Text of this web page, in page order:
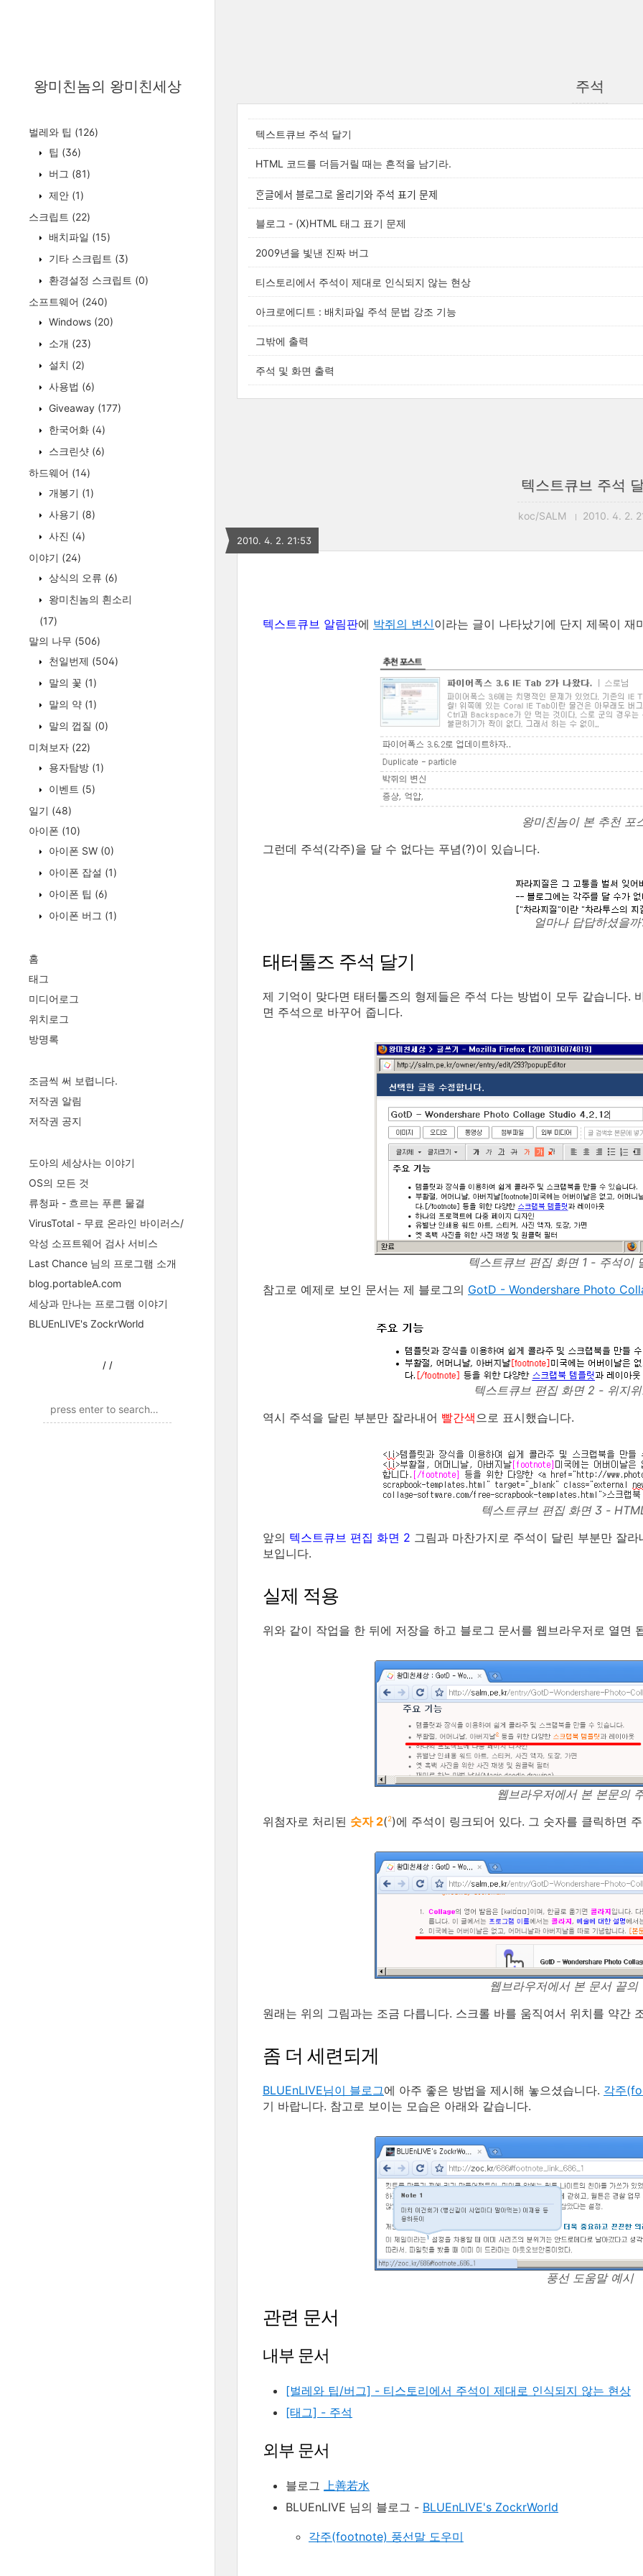
왕미친놈의 왕미친세상
벌레와 팁 (126)
팁 (36)
버그 (81)
제안 (1)
스크립트 (22)
배치파일 (15)
기타 스크립트 (3)
환경설정 스크립트 (0)
소프트웨어 (240)
Windows (20)
소개 (23)
설치 (2)
사용법 (6)
Giveaway (177)
한국어화 (4)
스크린샷 (6)
하드웨어 (14)
개봉기 (1)
사용기 (8)
사진 (4)
이야기 (24)
상식의 오류 (6)
왕미친놈의 흰소리
(17)
말의 나무 (506)
천일번제 (504)
말의 꽃 (1)
말의 약 (1)
말의 껍질 (0)
미쳐보자 (22)
용자탐방 (1)
이벤트 (5)
일기 (48)
아이폰 (10)
아이폰 SW (0)
아이폰 잡설 (1)
아이폰 팁 (6)
아이폰 버그 (1)
홈
태그
미디어로그
위치로그
방명록
조금씩 써 보렵니다.
저작권 알림
저작권 공지
도아의 세상사는 이야기
OS의 모든 것
류청파 - 흐르는 푸른 물결
VirusTotal - 무료 온라인 바이러스/
악성 소프트웨어 검사 서비스
Last Chance 님의 프로그램 소개
blog.portableA.com
세상과 만나는 프로그램 이야기
BLUEnLIVE's ZockrWorld
/ /
주석
텍스트큐브 주석 달기
HTML 코드를 더듬거릴 때는 흔적을 남기라.
ᄒᆞᆫ글에서 블로그로 올리기와 주석 표기 문제
블로그 - (X)HTML 태그 표기 문제
2009년을 빛낸 진짜 버그
티스토리에서 주석이 제대로 인식되지 않는 현상
아크로에디트 : 배치파일 주석 문법 강조 기능
그밖에 출력
주석 및 화면 출력
텍스트큐브 주석
koc/SALM 2010. 4. 2.
2010. 4. 2. 21:53
텍스트큐브 알림판에 박쥐의 변신이라는 글이 나타났기에 단지 제목이 재
왕미친놈이 본 추천 포
그런데 주석(각주)을 달 수 없다는 푸념(?)이 있습니다.
얼마나 답답하셨을까
태터툴즈 주석 달기
제 기억이 맞다면 태터툴즈의 형제들은 주석 다는 방법이 모두 같습니다.
면 주석으로 바꾸어 줍니다.
텍스트큐브 편집 화면 1 - 주석이
참고로 예제로 보인 문서는 제 블로그의 GotD - Wondershare Photo
텍스트큐브 편집 화면 2 - 위지
역시 주석을 달린 부분만 잘라내어 빨간색 으로 표시했습니다.
텍스트큐브 편집 화면 3 -
앞의 텍스트큐브 편집 화면 2 그림과 마찬가지로 주석이 달린 부분만 잘
보입니다.
실제 적용
위와 같이 작업을 한 뒤에 저장을 하고 블로그 문서를 웹브라우저로 열면
웹브라우저에서 본 본문의
위첨자로 처리된 숫자 2(2)에 주석이 링크되어 있다. 그 숫자를 클릭하면
웹브라우저에서 본 문서 끝의
원래는 위의 그림과는 조금 다릅니다. 스크롤 바를 움직여서 위치를 약간
좀 더 세련되게
BLUEnLIVE님이 블로그에 아주 좋은 방법을 제시해 놓으셨습니다. 각주
기 바랍니다. 참고로 보이는 모습은 아래와 같습니다.
풍선 도움말 예시
관련 문서
내부 문서
[벌레와 팁/버그] - 티스토리에서 주석이 제대로 인식되지 않는 현상
[태그] - 주석
외부 문서
블로그 上善若水
BLUEnLIVE 님의 블로그 - BLUEnLIVE's ZockrWorld
각주(footnote) 풍선말 도우미